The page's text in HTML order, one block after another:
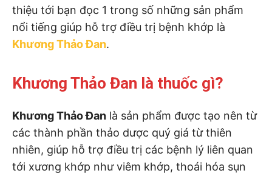
thiệu tới bạn đọc 1 trong số những sản phẩm
nổi tiếng giúp hỗ trợ điều trị bệnh khớp là
Khương Thảo Đan.
Khương Thảo Đan là thuốc gì?
Khương Thảo Đan là sản phẩm được tạo nên từ
các thành phần thảo dược quý giá từ thiên
nhiên, giúp hỗ trợ điều trị các bệnh lý liên quan
tới xương khớp như viêm khớp, thoái hóa sụn